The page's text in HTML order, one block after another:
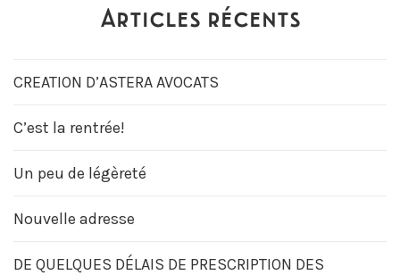
Articles récents
CREATION D’ASTERA AVOCATS
C’est la rentrée!
Un peu de légèreté
Nouvelle adresse
DE QUELQUES DÉLAIS DE PRESCRIPTION DES